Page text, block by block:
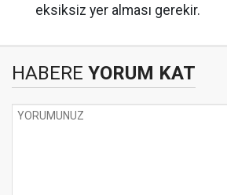
eksiksiz yer alması gerekir.
HABERE YORUM KAT